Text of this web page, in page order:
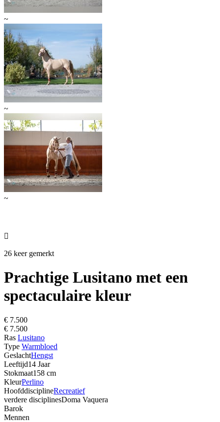
~
~
~

26 keer gemerkt
Prachtige Lusitano met een
spectaculaire kleur
€ 7.500
€ 7.500
Ras Lusitano
Type Warmbloed
GeslachtHengst
Leeftijd14 Jaar
Stokmaat158 cm
KleurPerlino
HoofddisciplineRecreatief
verdere disciplinesDoma Vaquera
Barok
Mennen